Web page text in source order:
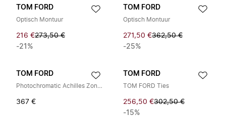
TOM FORD
Optisch Montuur
216 €273,50 €
-21%
TOM FORD
Optisch Montuur
271,50 €362,50 €
-25%
TOM FORD
Photochromatic Achilles Zonnebril
367 €
TOM FORD
TOM FORD Ties
256,50 €302,50 €
-15%